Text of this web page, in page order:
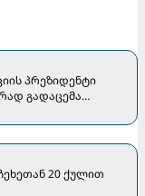
პრეზიდენტი
გადაცემა
20 ქულით